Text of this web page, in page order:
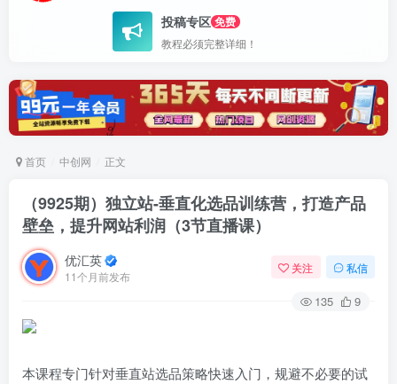
投稿专区 免费
教程必须完整详细！
首页 中创网 正文
（9925期）独立站-垂直化选品训练营，打造产品
壁垒，提升网站利润（3节直播课）
优汇英
11个月前发布
关注 私信
135 9
本课程专门针对垂直站选品策略快速入门，规避不必要的试